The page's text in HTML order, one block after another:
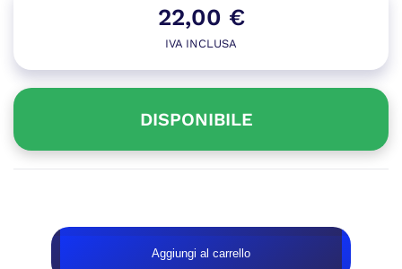
22,00 €
IVA INCLUSA
DISPONIBILE
DI
Aggiungi al carrello